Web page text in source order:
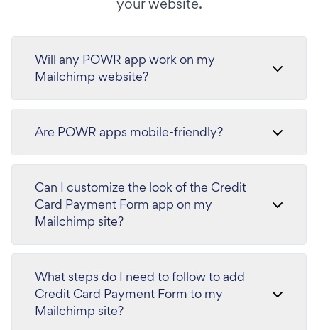
Will any POWR app work on my
Mailchimp website?
Are POWR apps mobile-friendly?
Can I customize the look of the Credit
Card Payment Form app on my
Mailchimp site?
What steps do I need to follow to add
Credit Card Payment Form to my
Mailchimp site?